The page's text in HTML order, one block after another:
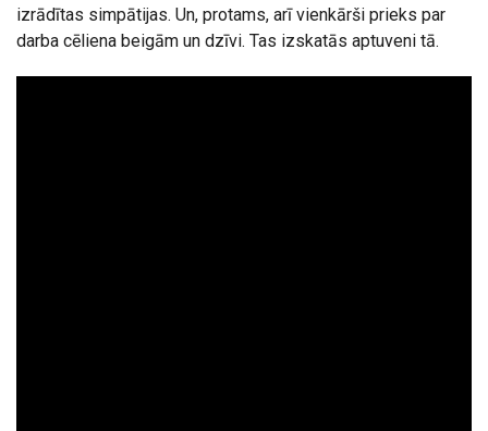
izrādītas simpātijas. Un, protams, arī vienkārši prieks par
darba cēliena beigām un dzīvi. Tas izskatās aptuveni tā.